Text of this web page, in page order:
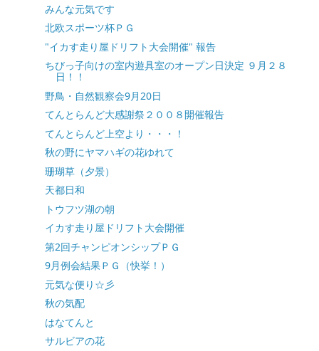
みんな元気です
北欧スポーツ杯ＰＧ
"イカす走り屋ドリフト大会開催" 報告
ちびっ子向けの室内遊具室のオープン日決定 ９月２８
日！！
野鳥・自然観察会9月20日
てんとらんど大感謝祭２００８開催報告
てんとらんど上空より・・・！
秋の野にヤマハギの花ゆれて
珊瑚草（夕景）
天都日和
トウフツ湖の朝
イカす走り屋ドリフト大会開催
第2回チャンピオンシップＰＧ
9月例会結果ＰＧ（快挙！）
元気な便り☆彡
秋の気配
はなてんと
サルビアの花